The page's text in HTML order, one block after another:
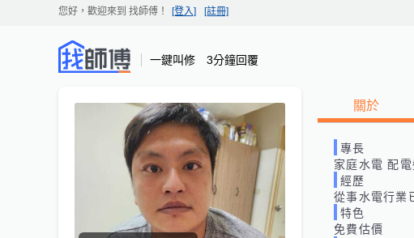
您好，歡迎來到 找師傅 ！ [登入] [註冊]
一鍵叫修 3分鐘回覆
關於
專長
家庭水電 配
經歷
從事水電行業
特色
免費估價